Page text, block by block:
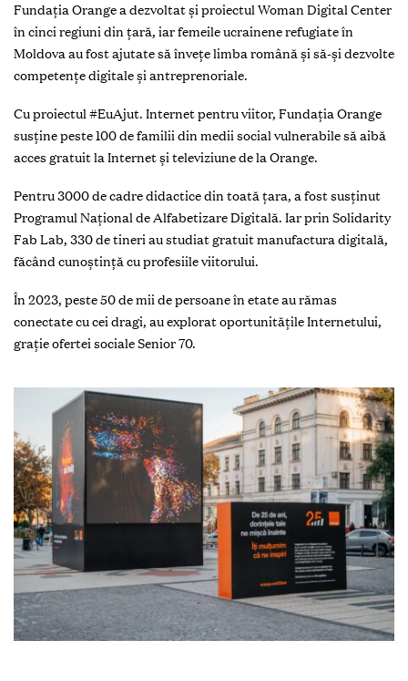
Fundația Orange a dezvoltat și proiectul Woman Digital Center
în cinci regiuni din țară, iar femeile ucrainene refugiate în
Moldova au fost ajutate să învețe limba română și să-și dezvolte
competențe digitale și antreprenoriale.
Cu proiectul #EuAjut. Internet pentru viitor, Fundația Orange
susţine peste 100 de familii din medii social vulnerabile să aibă
acces gratuit la Internet și televiziune de la Orange.
Pentru 3000 de cadre didactice din toată țara, a fost susținut
Programul Național de Alfabetizare Digitală. Iar prin Solidarity
Fab Lab, 330 de tineri au studiat gratuit manufactura digitală,
făcând cunoștință cu profesiile viitorului.
În 2023, peste 50 de mii de persoane în etate au rămas
conectate cu cei dragi, au explorat oportunităţile Internetului,
graţie ofertei sociale Senior 70.